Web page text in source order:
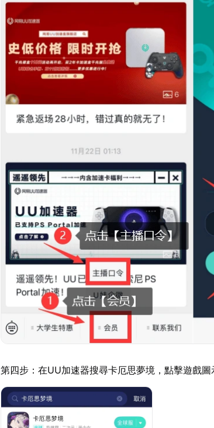
第四步：在UU加速器搜尋卡厄思夢境，點擊遊戲圖